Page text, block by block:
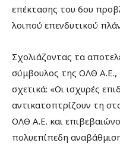
επέκτασης του 6ου
λοιπού επενδυτικού
Σχολιάζοντας τα
σύμβουλος της ΟΛΘ
σχετικά: «Οι ισχυρές
αντικατοπτρίζουν τη
ΟΛΘ Α.Ε. και
πολυεπίπεδη